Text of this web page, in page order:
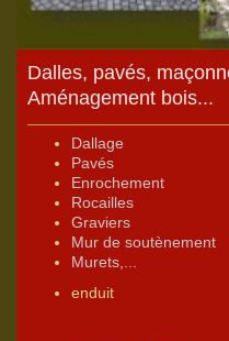
Dalles, pavés,
Aménagement bois...
Dallage
Pavés
Enrochement
Rocailles
Graviers
Mur de soutènement
Murets,...
enduit